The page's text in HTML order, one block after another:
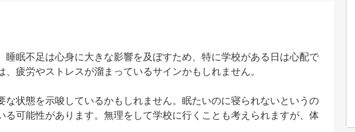
眠不足は心身に大きな影響を及ぼすため、特に学校がある日は心配で
疲労やストレスが溜まっているサインかもしれません。
状態を示唆しているかもしれません。眠たいのに寝られないというの
可能性があります。無理をして学校に行くことも考えられますが、体